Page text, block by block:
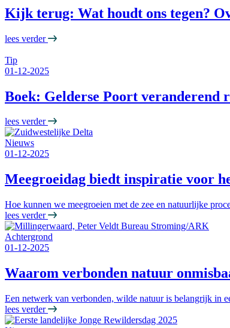
Kijk terug: Wat houdt ons tegen?
lees verder
Tip
01-12-2025
Boek: Gelderse Poort
lees verder
Nieuws
01-12-2025
Meegroeidag biedt inspiratie voor
Hoe kunnen we meegroeien met de zee en natuurlijke
lees verder
Achtergrond
01-12-2025
Waarom verbonden natuur
Een netwerk van verbonden, wilde natuur is belangrijk in
lees verder